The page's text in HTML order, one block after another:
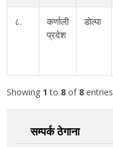
८.
कर्णाली
प्रदेश
डोल्पा
Showing 1 to 8of 8 entries
सम्पर्क ठेगाना